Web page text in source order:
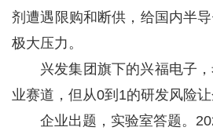
剂遭遇限购和断供，给国内半
极大压力。
兴发集团旗下的兴福电子
业赛道，但从0到1的研发风险让
企业出题，实验室答题。